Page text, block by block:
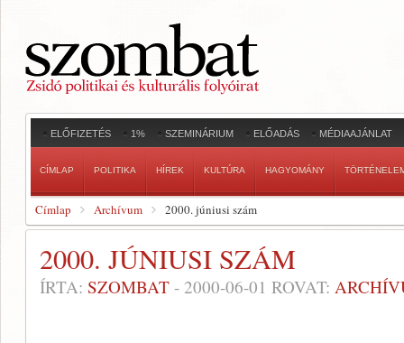
ELŐFIZETÉS 1% SZEMINÁRIUM ELŐADÁS MÉDIAAJÁNLAT
CÍMLAP POLITIKA HÍREK KULTÚRA HAGYOMÁNY
Címlap Archívum 2000. júniusi szám
2000. JÚNIUSI SZÁM
ÍRTA: SZOMBAT - 2000-06-01 ROVAT: